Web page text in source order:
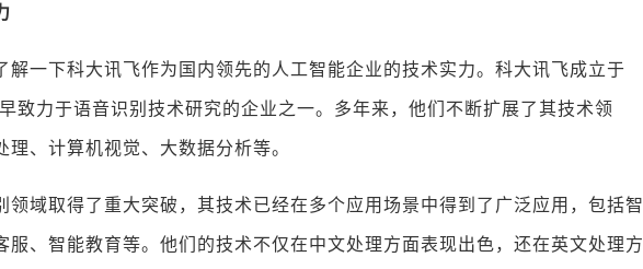
解一下科大讯飞作为国内领先的人工智能企业的技术实力。科大讯飞成立于
致力于语音识别技术研究的企业之一。多年来，他们不断扩展了其技术领
、计算机视觉、大数据分析等。
领域取得了重大突破，其技术已经在多个应用场景中得到了广泛应用，包括智
服、智能教育等。他们的技术不仅在中文处理方面表现出色，还在英文处理方